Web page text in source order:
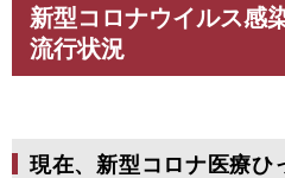
新型コロナウイルス感
流行状況
現在、新型コロナ医療ひ